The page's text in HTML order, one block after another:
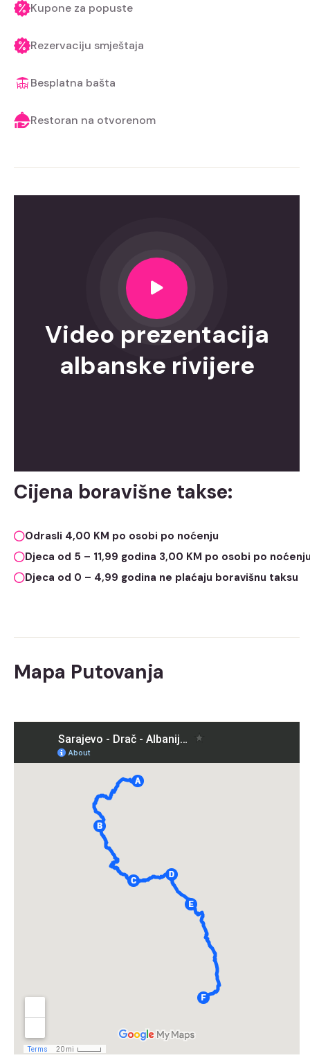
Kupone za popuste
Rezervaciju smještaja
Besplatna bašta
Restoran na otvorenom
Video prezentacija
albanske rivijere
Cijena boravišne takse:
Odrasli 4,00 KM po osobi po noćenju
Djeca od 5 – 11,99 godina 3,00 KM po osobi po
Djeca od 0 – 4,99 godina ne plaćaju boravišnu taksu
Mapa Putovanja